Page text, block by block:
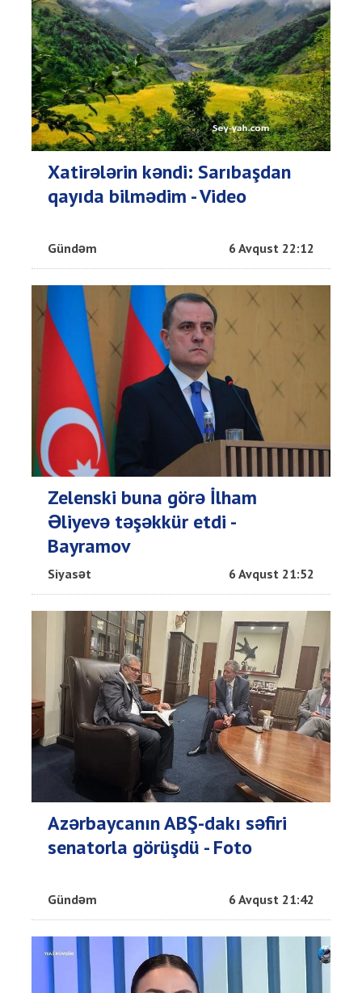
Xatirələrin kəndi: Sarıbaşdan
qayıda bilmədim - Video
Gündəm 6 Avqust 22:12
Zelenski buna görə İlham
Əliyevə təşəkkür etdi -
Bayramov
Siyasət 6 Avqust 21:52
Azərbaycanın ABŞ-dakı səfiri
senatorla görüşdü - Foto
Gündəm 6 Avqust 21:42